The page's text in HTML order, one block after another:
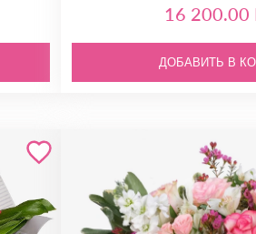
16 200.00
ДОБАВИТЬ В